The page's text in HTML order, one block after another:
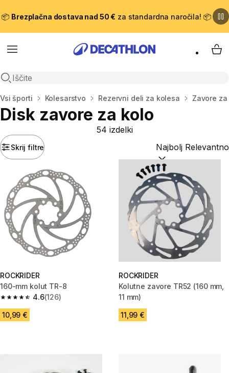
📦 Brezplačna dostava nad 50 € za standardna naročila! 📦
Meni
Odpri iskanje
Domov
Vsi športi Kolesarstvo Rezervni deli za kolesa Zavore
Disk zavore za kolo
Skrij filtre
54 izdelki
Razvrsti po:
ROCKRIDER
160-mm kolut TR-8
4.6
4.6 od 5 zvezdic from 126 ocene
(126)
10,99 €
ROCKRIDER
Kolutne zavore TR52 (160 mm,
11 mm)
11,99 €